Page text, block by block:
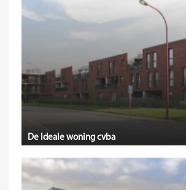
De Ideale woning cvba